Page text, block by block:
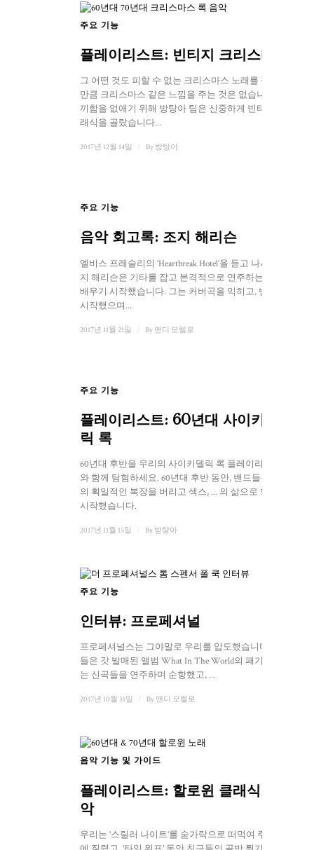
주요 기능
플레이리스트: 빈티지 크리스마스
그 어떤 것도 피할 수 없는 크리스마스 노래를 듣는 것
만큼 크리스마스 같은 느낌을 주는 것은 없습니다. 느
끼함을 없애기 위해 방탕아 팀은 신중하게 빈티지 클
래식을 골랐습니다...
2017년 12월 14일 By 방탕아
주요 기능
음악 회고록: 조지 해리슨
엘비스 프레슬리의 ‘Heartbreak Hotel’을 듣고 나서, 조
지 해리슨은 기타를 잡고 본격적으로 연주하는 법을
배우기 시작했습니다. 그는 커버곡을 익히고, 밴드를
시작했으며...
2017년 11월 21일 By 맨디 모렐로
주요 기능
플레이리스트: 60년대 사이키델
릭 록
60년대 후반을 우리의 사이키델릭 록 플레이리스트
와 함께 탐험하세요. 60년대 후반 동안, 밴드들은 그들
의 획일적인 복장을 버리고 섹스, ... 의 삶으로 향하기
시작했습니다.
2017년 11월 15일 By 방탕아
주요 기능
인터뷰: 프로페셔널
프로페셔널스는 그야말로 우리를 압도했습니다. 그
들은 갓 발매된 앨범 What In The World의 패기 넘치
는 신곡들을 연주하며 순항했고, ...
2017년 10월 31일 By 맨디 모렐로
음악 기능 및 가이드
플레이리스트: 할로윈 클래식 음
악
우리는 '스릴러 나이트'를 숟가락으로 떠먹여 주는 것